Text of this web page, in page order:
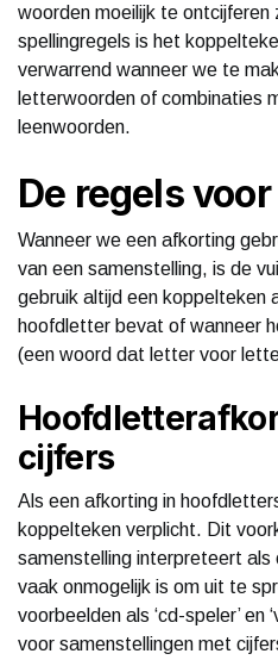
woorden moeilijk te ontcijferen
spellingregels is het
verwarrend wanneer we te
letterwoorden of combinaties
leenwoorden.
De regels
Wanneer we een afkorting
van een samenstelling, is de
gebruik altijd een koppelteken
hoofdletter bevat of wanneer
(een woord dat letter voor
cijfers
Als een afkorting in
koppelteken verplicht. Dit
samenstelling interpreteert
vaak onmogelijk is om uit te
voorbeelden als ‘cd-speler’ en
voor samenstellingen met